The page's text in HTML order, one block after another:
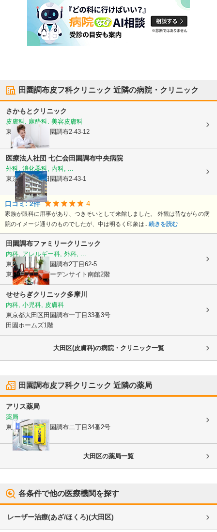
田園調布皮フ科クリニック 近隣の病院・クリニック
さかもとクリニック
皮膚科, 麻酔科, 美容皮膚科
東京都大田区
田園調布2-43-12
医療法人社団 七仁会田園調布中央病院
外科, 消化器科, 内科, ...
東京都大田区田園調布2-43-1
口コミ:2件 4
家族が眼科に用事があり、つきそいとして来館しました。 外観は昔ながらの病
院のイメージ通りのものでしたが、中は明るく印象は...続きを読む
田園調布ファミリークリニック
内科, アレルギー科, 外科, ...
東京都大田区 田園調布2丁目62-5
東急スクエアガーデンサイト南館2階
せせらぎクリニック多摩川
内科, 小児科, 皮膚科
東京都大田区 田園調布一丁目33番3号
田園ホームズ1階
大田区(皮膚科)の病院・クリニック一覧
田園調布皮フ科クリニック 近隣の薬局
アリス薬局
薬局
東京都大田区田園調布二丁目34番2号
大田区の薬局一覧
各条件で他の医療機関を探す
レーザー治療(あざ/ほくろ)(大田区)